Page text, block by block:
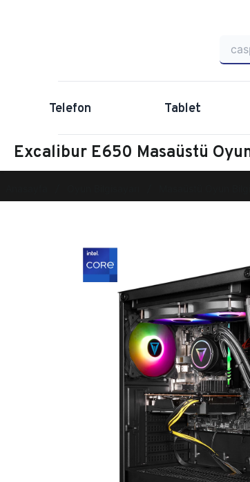
Telefon Tablet
Excalibur E650 Masaüstü